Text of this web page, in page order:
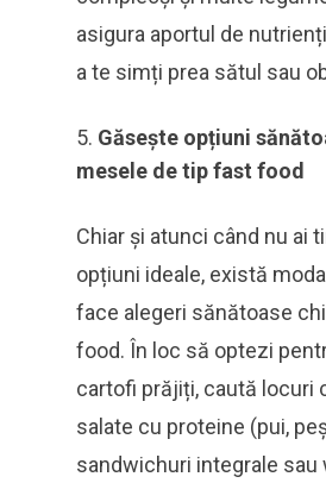
asigura aportul de
a te simți prea sătul sau
Găsește opțiuni
mesele de tip fast food
Chiar și atunci când nu ai
opțiuni ideale, există
face alegeri sănătoase
food. În loc să optezi
cartofi prăjiți, caută locuri
salate cu proteine (pui,
sandwichuri integrale sau